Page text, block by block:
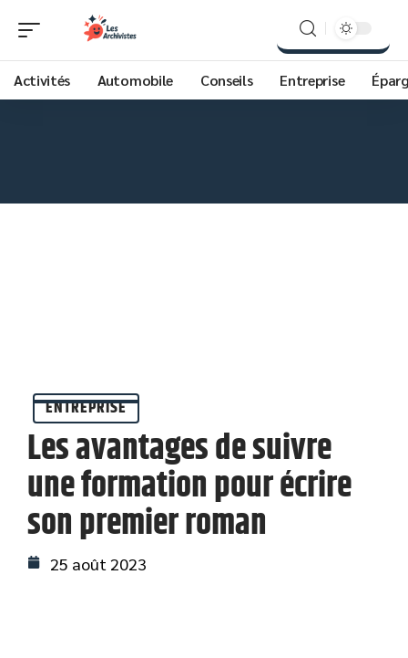
Activités Automobile Conseils Entreprise
ENTREPRISE
Les avantages de suivre
une formation pour écrire
son premier roman
25 août 2023